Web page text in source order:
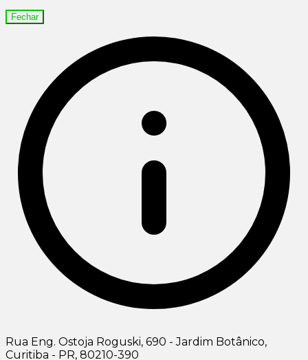
Fechar
Rua Eng. Ostoja Roguski, 690 - Jardim Botânico,
Curitiba - PR, 80210-390